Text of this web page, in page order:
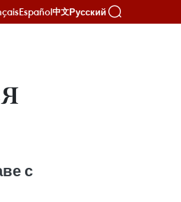
Español中文Русский
с